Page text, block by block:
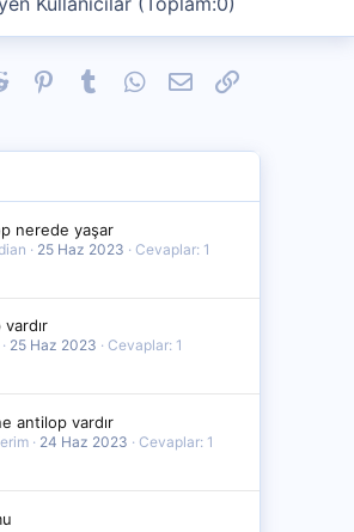
Reddit PinterestTumblrWhatsApp
E-postaLink
nerede yaşar
25 Haz 2023
Cevaplar: 1
25 Haz 2023
Cevaplar: 1
antilop vardır
24 Haz 2023
Cevaplar: 1